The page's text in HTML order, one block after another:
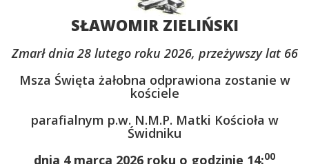
SŁAWOMIR ZIELIŃSKI
Zmarł dnia 28 lutego roku 2026, przeżywszy lat 66
Msza Święta żałobna odprawiona zostanie w
kościele
parafialnym p.w. N.M.P. Matki Kościoła w
Świdniku
dnia 4 marca 2026 roku o godzinie 14:00